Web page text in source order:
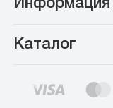
Информация
Каталог